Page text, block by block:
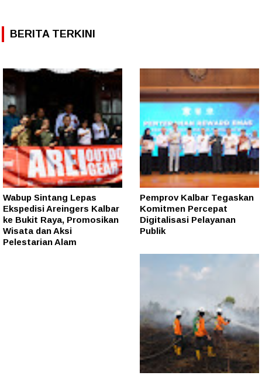
BERITA TERKINI
Wabup Sintang Lepas
Ekspedisi Areingers Kalbar
ke Bukit Raya, Promosikan
Wisata dan Aksi
Pelestarian Alam
Pemprov Kalbar Tegaskan
Komitmen Percepat
Digitalisasi Pelayanan
Publik